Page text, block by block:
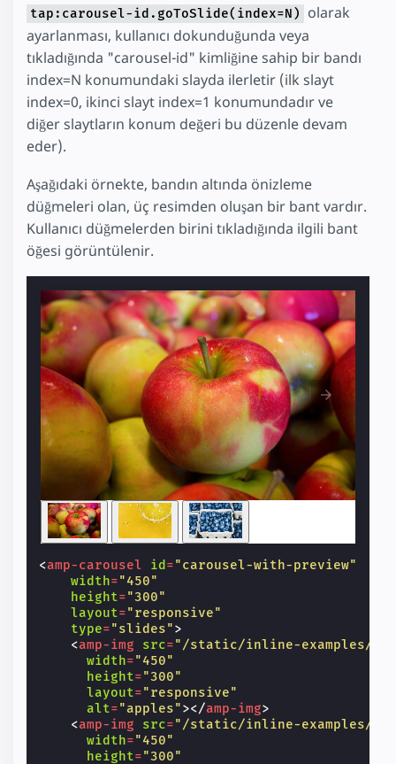
tap:carousel-id.goToSlide(index=N)
olarak
ayarlanması, kullanıcı dokunduğunda veya
tıkladığında "carousel-id" kimliğine sahip bir bandı
index=N konumundaki slayda ilerletir (ilk slayt
index=0, ikinci slayt index=1 konumundadır ve
diğer slaytların konum değeri bu düzenle devam
eder).
Aşağıdaki örnekte, bandın altında önizleme
düğmeleri olan, üç resimden oluşan bir bant vardır.
Kullanıcı düğmelerden birini tıkladığında ilgili bant
öğesi görüntülenir.
<amp-carousel id ="carousel-with-preview"
width="450"
height="300"
layout="responsive"
type="slides">
<amp-img src="/static/inline-examples/
width="450"
height="300"
layout="responsive"
alt="apples"></amp-img>
<amp-img src="/static/inline-examples/
width="450"
height="300"